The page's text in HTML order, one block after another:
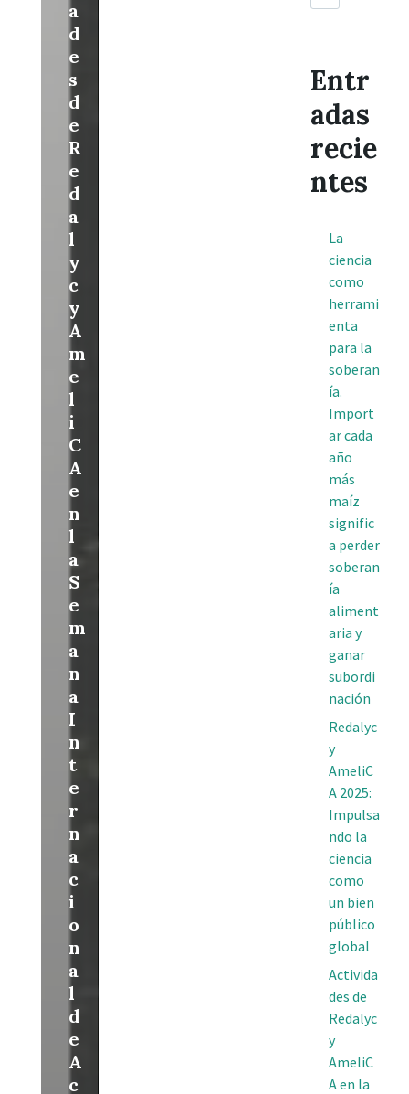
a
d
e
s
d
e
R
e
d
a
l
y
c
y
A
m
e
l
i
C
A
e
n
l
a
S
e
m
a
n
a
I
n
t
e
r
n
a
c
i
o
n
a
l
d
e
A
c
Entr
adas
recie
ntes
La
ciencia
como
herrami
enta
para la
soberan
ía.
Import
ar cada
año
más
maíz
signific
a perder
soberan
ía
aliment
aria y
ganar
subordi
nación
Redalyc
y
AmeliC
A 2025:
Impulsa
ndo la
ciencia
como
un bien
público
global
Activida
des de
Redalyc
y
AmeliC
A en la